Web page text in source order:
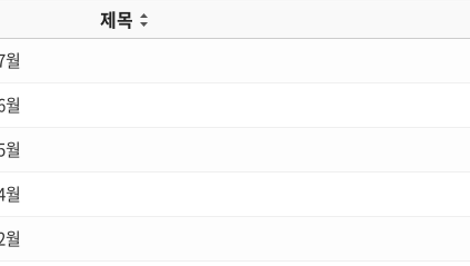
제목